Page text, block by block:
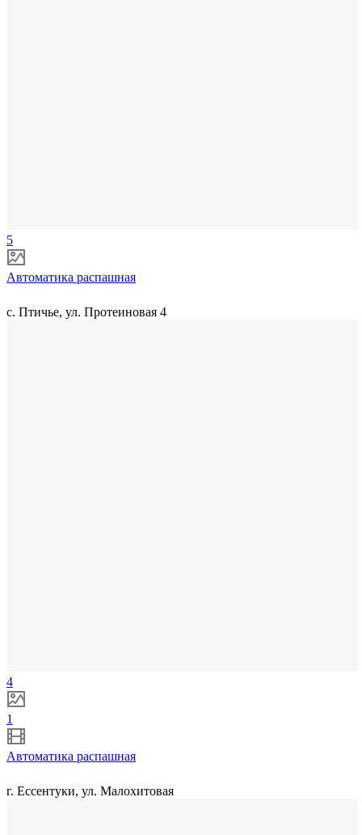
5
Автоматика распашная
с. Птичье, ул. Протеиновая 4
4
1
Автоматика распашная
г. Ессентуки, ул. Малохитовая